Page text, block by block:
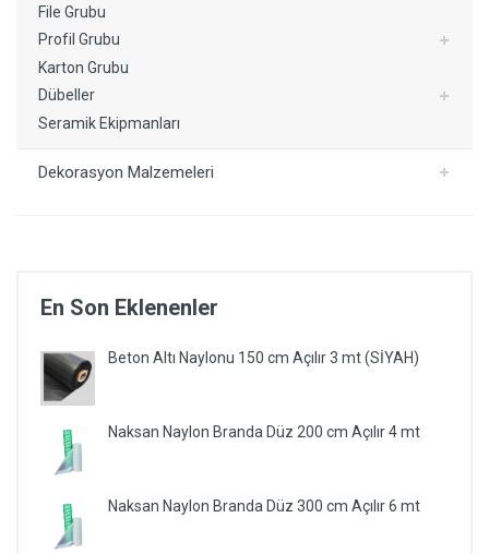
File Grubu
Profil Grubu
Karton Grubu
Dübeller
Seramik Ekipmanları
Dekorasyon Malzemeleri
En Son Eklenenler
Beton Altı Naylonu 150 cm Açılır 3 mt (SİYAH)
Naksan Naylon Branda Düz 200 cm Açılır 4 mt
Naksan Naylon Branda Düz 300 cm Açılır 6 mt